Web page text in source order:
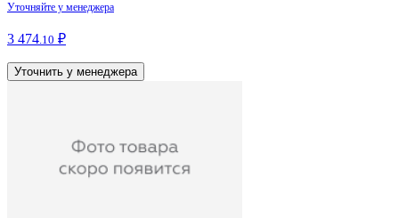
Уточняйте у менеджера
3 474.10 ₽
Уточнить у менеджера